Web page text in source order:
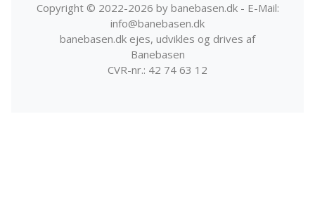
Copyright © 2022-2026 by banebasen.dk - E-Mail:
info@banebasen.dk
banebasen.dk ejes, udvikles og drives af
Banebasen
CVR-nr.: 42 74 63 12